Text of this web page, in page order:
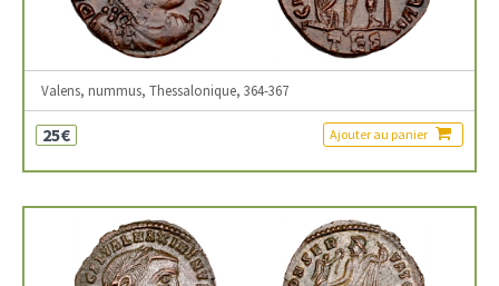
Valens, nummus, Thessalonique, 364-367
25€ Ajouter au panier